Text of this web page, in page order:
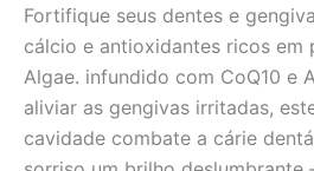
JASON
Natural
Products
quantidade
Fortifique seus dentes e
cálcio e antioxidantes ricos em
Algae. infundido com CoQ10 e
aliviar as gengivas irritadas,
cavidade combate a cárie